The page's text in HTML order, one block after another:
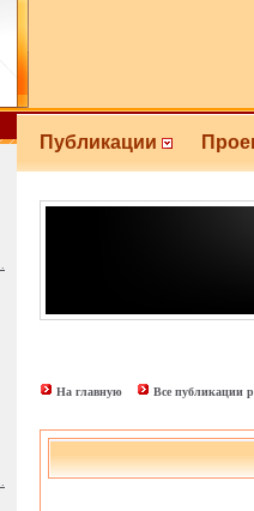
Публикации
На главную Все публикации